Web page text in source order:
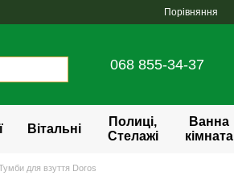
Порівняння
068 855-34-37
Вітальні
Полиці,
Стелажі
Ванна
кімната
для взуття Doros